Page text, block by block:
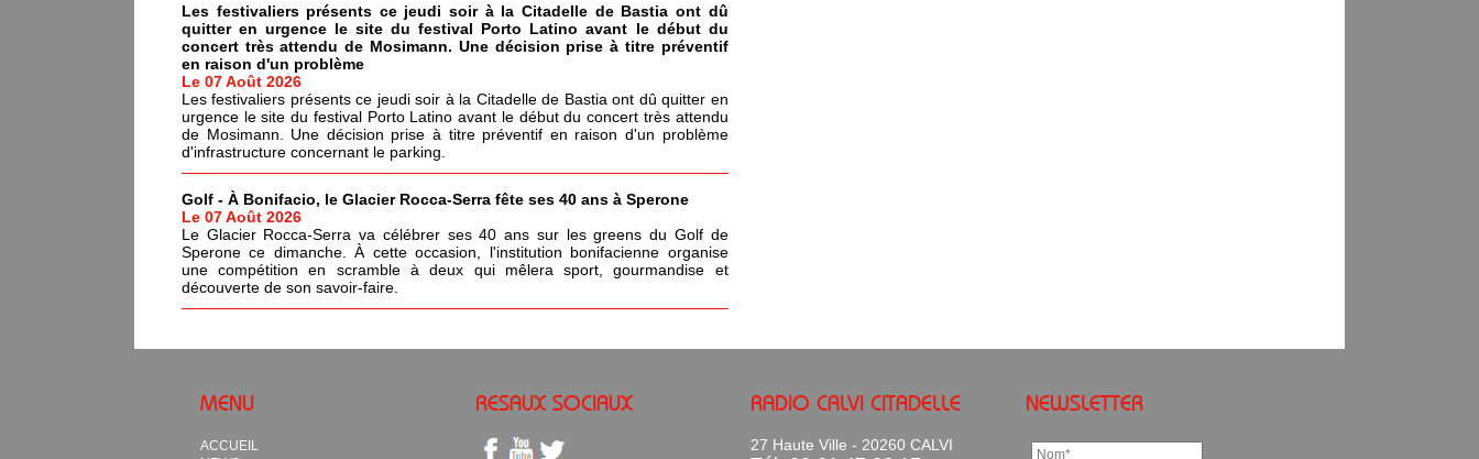
Les festivaliers présents ce jeudi soir à la Citadelle de Bastia ont dû
quitter en urgence le site du festival Porto Latino avant le début du
concert très attendu de Mosimann. Une décision prise à titre préventif
en raison d'un problème
Le 07 Août 2026
Les festivaliers présents ce jeudi soir à la Citadelle de Bastia ont dû quitter en
urgence le site du festival Porto Latino avant le début du concert très attendu
de Mosimann. Une décision prise à titre préventif en raison d'un problème
d'infrastructure concernant le parking.
Golf - À Bonifacio, le Glacier Rocca-Serra fête ses 40 ans à Sperone
Le 07 Août 2026
Le Glacier Rocca-Serra va célébrer ses 40 ans sur les greens du Golf de
Sperone ce dimanche. À cette occasion, l'institution bonifacienne organise
une compétition en scramble à deux qui mêlera sport, gourmandise et
découverte de son savoir-faire.
MENU
ACCUEIL
RESAUX SOCIAUX RADIO CALVI CITADELLE
27 Haute Ville - 20260 CALVI
NEWSLETTER